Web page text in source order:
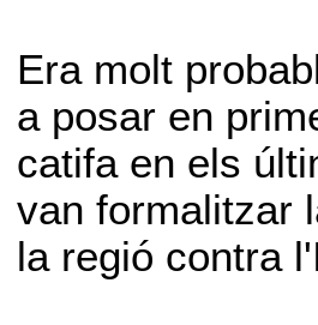
Era molt
a posar en
catifa en els
van formalitzar
la regió contra